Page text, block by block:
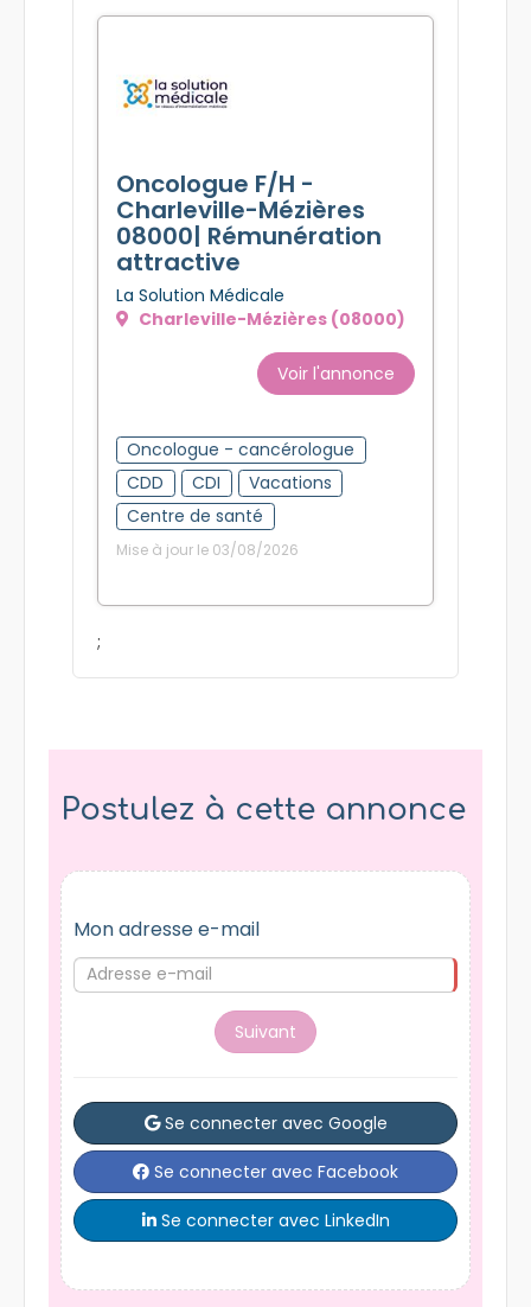
Oncologue F/H -
Charleville-Mézières
08000| Rémunération
attractive
La Solution Médicale
Charleville-Mézières (08000)
Voir l'annonce
Oncologue - cancérologue
CDD
CDI
Vacations
Centre de santé
Mise à jour le 03/08/2026
;
Postulez à cette annonce
Mon adresse e-mail
Suivant
Se connecter avec Google
Se connecter avec Facebook
Se connecter avec LinkedIn